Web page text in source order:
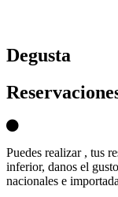
Degusta
Puedes realizar , tus
inferior, danos el
nacionales e